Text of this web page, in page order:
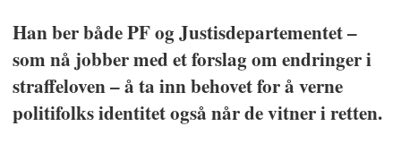
Han ber både PF og Justisdepartementet –
som nå jobber med et forslag om endringer i
straffeloven – å ta inn behovet for å verne
politifolks identitet også når de vitner i retten.